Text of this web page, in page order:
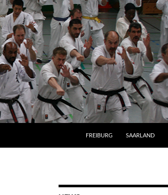
FREIBURG SAARLAND